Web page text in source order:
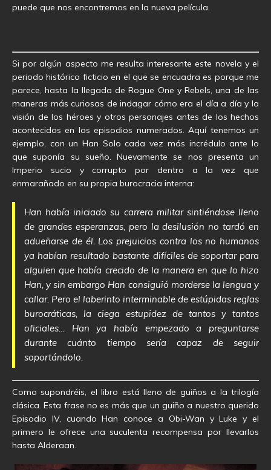
puede que nos encontremos en la nueva película.
Si por algún aspecto me resulta interesante este novela y el
periodo histórico ficticio en el que se encuadra es porque me
parece, hasta la llegada de Rogue One y Rebels, una de las
maneras más curiosas de indagar cómo era el día a día y la
visión de los héroes y otros personajes antes de los hechos
acontecidos en los episodios numerados. Aquí tenemos un
ejemplo, con un Han Solo cada vez más incrédulo ante lo
que suponía su sueño. Nuevamente se nos presenta un
Imperio sucio y corrupto por dentro a la vez que
enmarañado en su propia burocracia interna:
Han había iniciado su carrera militar sintiéndose lleno
de grandes esperanzas, pero la desilusión no tardó en
adueñarse de él. Los prejuicios contra los no humanos
ya habían resultado bastante difíciles de soportar para
alguien que había crecido de la manera en que lo hizo
Han, y sin embargo Han consiguió morderse la lengua y
callar. Pero el laberinto interminable de estúpidas reglas
burocráticas, la ciega estupidez de tantos y tantos
oficiales… Han ya había empezado a preguntarse
durante cuánto tiempo sería capaz de seguir
soportándolo.
Como supondréis, el libro está lleno de guiños a la trilogía
clásica. Esta frase no es más que un guiño a nuestro querido
Episodio IV, cuando Han conoce a Obi-Wan y Luke y el
primero le ofrece una suculenta recompensa por llevarlos
hasta Alderaan.